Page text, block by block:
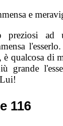
e
preziosi ad
è qualcosa di
grande
Lui!
116